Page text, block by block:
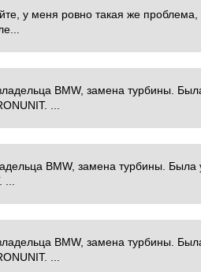
у меня ровно такая же
BMW, замена турбины.
...
BMW, замена турбины. Была
BMW, замена турбины.
...